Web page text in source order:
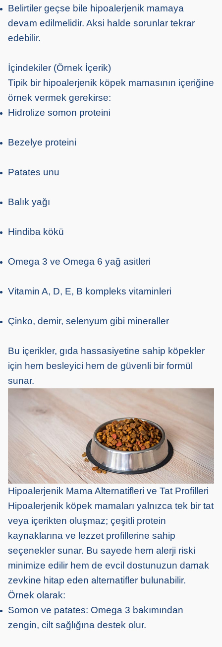
Belirtiler geçse bile hipoalerjenik mamaya
devam edilmelidir. Aksi halde sorunlar tekrar
edebilir.
İçindekiler (Örnek İçerik)
Tipik bir hipoalerjenik köpek mamasının içeriğine
örnek vermek gerekirse:
Hidrolize somon proteini
Bezelye proteini
Patates unu
Balık yağı
Hindiba kökü
Omega 3 ve Omega 6 yağ asitleri
Vitamin A, D, E, B kompleks vitaminleri
Çinko, demir, selenyum gibi mineraller
Bu içerikler, gıda hassasiyetine sahip köpekler
için hem besleyici hem de güvenli bir formül
sunar.
Hipoalerjenik Mama Alternatifleri ve Tat Profilleri
Hipoalerjenik köpek mamaları yalnızca tek bir tat
veya içerikten oluşmaz; çeşitli protein
kaynaklarına ve lezzet profillerine sahip
seçenekler sunar. Bu sayede hem alerji riski
minimize edilir hem de evcil dostunuzun damak
zevkine hitap eden alternatifler bulunabilir.
Örnek olarak:
Somon ve patates: Omega 3 bakımından
zengin, cilt sağlığına destek olur.